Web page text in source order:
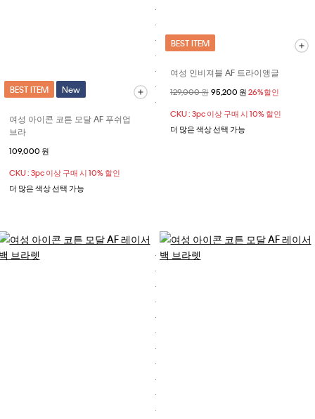
BEST ITEM New
여성 아이콘 코튼 모달 AF 푸쉬업
브라
109,000 원
CKU : 3pc 이상 구매 시 10% 할인
더 많은 색상 선택 가능
BEST ITEM
여성 인비져블 AF 트라이앵글
할인 전 가격
129,000 원할인된 가격
95,200 원 26%할인
CKU : 3pc 이상 구매 시 10% 할인
더 많은 색상 선택 가능